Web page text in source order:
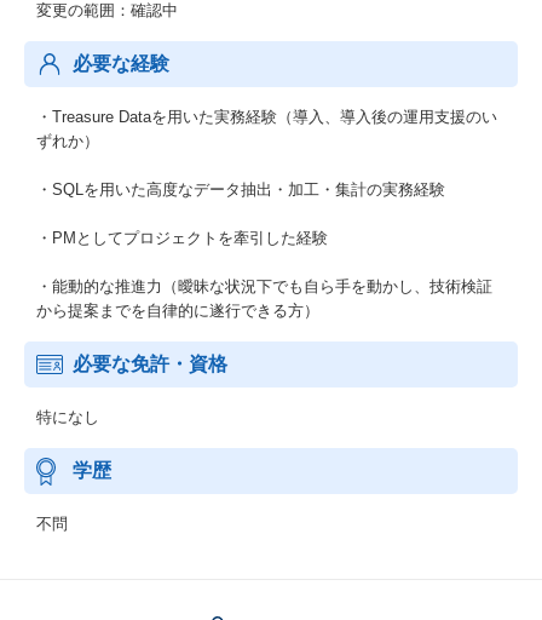
変更の範囲：確認中
必要な経験
・Treasure Dataを用いた実務経験（導入、導入後の運用支援のい
ずれか）
・SQLを用いた高度なデータ抽出・加工・集計の実務経験
・PMとしてプロジェクトを牽引した経験
・能動的な推進力（曖昧な状況下でも自ら手を動かし、技術検証
から提案までを自律的に遂行できる方）
必要な免許・資格
特になし
学歴
不問